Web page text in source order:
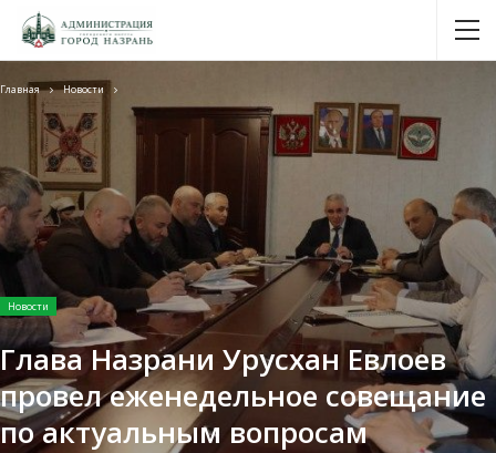
Главная Новости
Новости
Глава Назрани Урусхан Евлоев
провел еженедельное совещание
по актуальным вопросам